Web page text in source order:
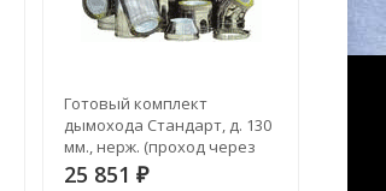
Готовый комплект
дымохода Стандарт, д. 130
мм., нерж. (проход через
крышу, верхний выход)
25 851₽